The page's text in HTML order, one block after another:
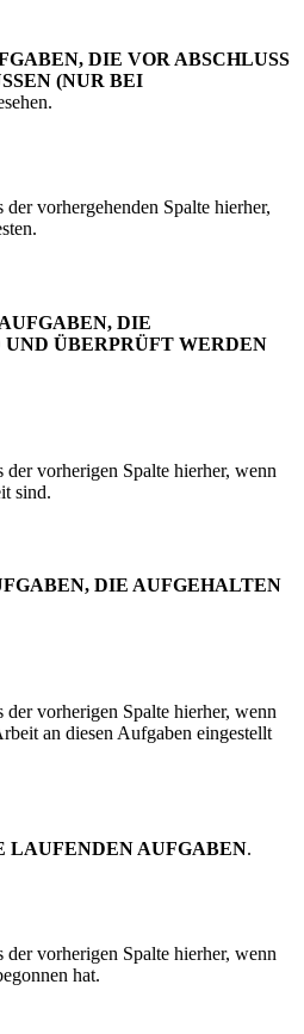
DIE VOR ABSCHLUSS
(NUR BEI
vorhergehenden Spalte hierher,
DIE
UND ÜBERPRÜFT WERDEN
vorherigen Spalte hierher, wenn
sind.
DIE AUFGEHALTEN
vorherigen Spalte hierher, wenn
an diesen Aufgaben eingestellt
LAUFENDEN AUFGABEN.
vorherigen Spalte hierher, wenn
hat.